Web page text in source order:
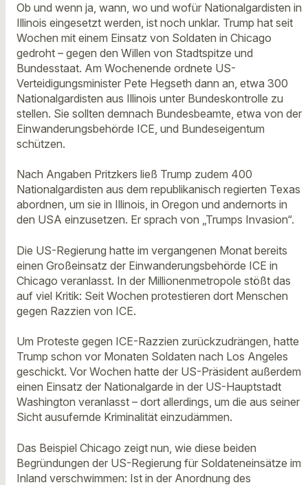
Ob und wenn ja, wann, wo und wofür Nationalgardisten in
Illinois eingesetzt werden, ist noch unklar. Trump hat seit
Wochen mit einem Einsatz von Soldaten in Chicago
gedroht – gegen den Willen von Stadtspitze und
Bundesstaat. Am Wochenende ordnete US-
Verteidigungsminister Pete Hegseth dann an, etwa 300
Nationalgardisten aus Illinois unter Bundeskontrolle zu
stellen. Sie sollten demnach Bundesbeamte, etwa von der
Einwanderungsbehörde ICE, und Bundeseigentum
schützen.
Nach Angaben Pritzkers ließ Trump zudem 400
Nationalgardisten aus dem republikanisch regierten Texas
abordnen, um sie in Illinois, in Oregon und andernorts in
den USA einzusetzen. Er sprach von „Trumps Invasion“.
Die US-Regierung hatte im vergangenen Monat bereits
einen Großeinsatz der Einwanderungsbehörde ICE in
Chicago veranlasst. In der Millionenmetropole stößt das
auf viel Kritik: Seit Wochen protestieren dort Menschen
gegen Razzien von ICE.
Um Proteste gegen ICE-Razzien zurückzudrängen, hatte
Trump schon vor Monaten Soldaten nach Los Angeles
geschickt. Vor Wochen hatte der US-Präsident außerdem
einen Einsatz der Nationalgarde in der US-Hauptstadt
Washington veranlasst – dort allerdings, um die aus seiner
Sicht ausufernde Kriminalität einzudämmen.
Das Beispiel Chicago zeigt nun, wie diese beiden
Begründungen der US-Regierung für Soldateneinsätze im
Inland verschwimmen: Ist in der Anordnung des